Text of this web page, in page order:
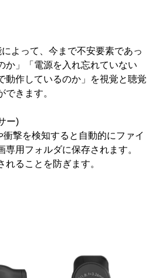
よって、今まで不安要素であっ
か」「電源を入れ忘れていない
動作しているのか」を視覚と聴覚
きます。
ー)
撃を検知すると自動的にファイ
専用フォルダに保存されます。
ることを防ぎます。